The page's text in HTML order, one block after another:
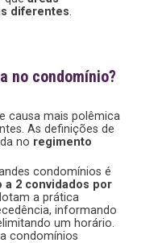
diferentes
no condomínio?
causa mais polêmica
As definições de
no regimento
condomínios é
a 2 convidados por
a prática
informando
um horário.
condomínios